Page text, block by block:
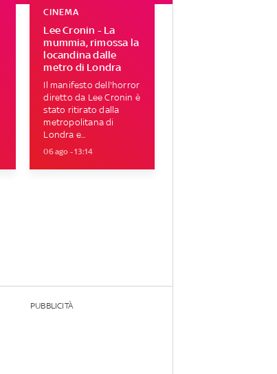
Lee Cronin - La
mummia, rimossa la
locandina dalle
metro di Londra
CINEMA
Il manifesto dell'horror
diretto da Lee Cronin è
stato ritirato dalla
metropolitana di
Londra e...
06 ago - 13:14
PUBBLICITÀ